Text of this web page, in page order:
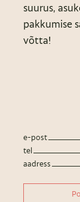
suurus,
pakkumise
võtta!
e-post
tel
aadress